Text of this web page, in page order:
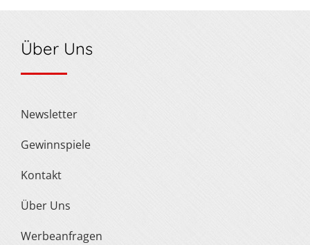
Über Uns
Newsletter
Gewinnspiele
Kontakt
Über Uns
Werbeanfragen